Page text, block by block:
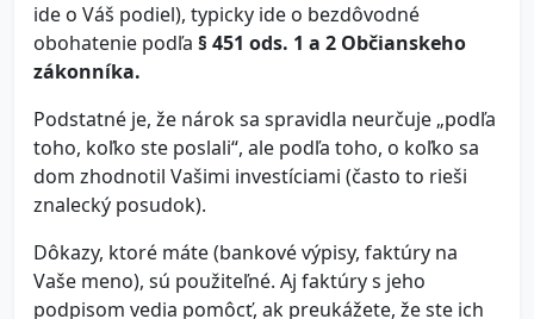
ide o Váš podiel), typicky ide o bezdôvodné
obohatenie podľa § 451 ods. 1 a 2 Občianskeho
zákonníka.
Podstatné je, že nárok sa spravidla neurčuje „podľa
toho, koľko ste poslali“, ale podľa toho, o koľko sa
dom zhodnotil Vašimi investíciami (často to rieši
znalecký posudok).
Dôkazy, ktoré máte (bankové výpisy, faktúry na
Vaše meno), sú použiteľné. Aj faktúry s jeho
podpisom vedia pomôcť, ak preukážete, že ste ich